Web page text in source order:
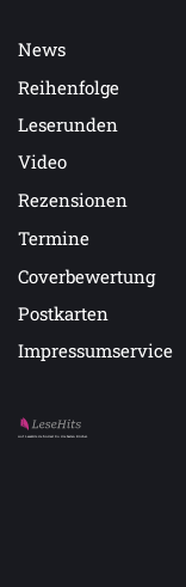
News
Reihenfolge
Leserunden
Video
Rezensionen
Termine
Coverbewertung
Postkarten
Impressumservice
Auf LeseHits.de findest Du die besten Bücher.